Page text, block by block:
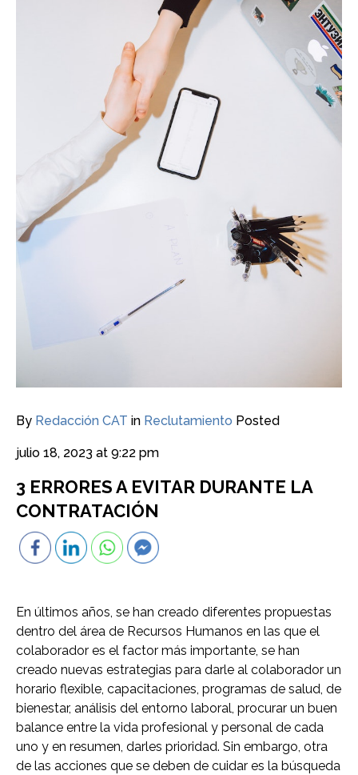
By Redacción CAT in Reclutamiento Posted
julio 18, 2023 at 9:22 pm
3 ERRORES A EVITAR DURANTE LA
CONTRATACIÓN
En últimos años, se han creado diferentes propuestas
dentro del área de Recursos Humanos en las que el
colaborador es el factor más importante, se han
creado nuevas estrategias para darle al colaborador un
horario flexible, capacitaciones, programas de salud, de
bienestar, análisis del entorno laboral, procurar un buen
balance entre la vida profesional y personal de cada
uno y en resumen, darles prioridad. Sin embargo, otra
de las acciones que se deben de cuidar es la búsqueda